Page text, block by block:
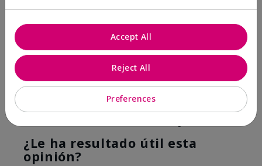
Comprador verificado
Evaluado en
Comentarios sobre Mary Kay Clinical Solutions®
Dynamic Wrinkle Limiter™
Hope it helps
¿Le ha resultado útil esta
opinión?
Preferences
Reject All
Accept All